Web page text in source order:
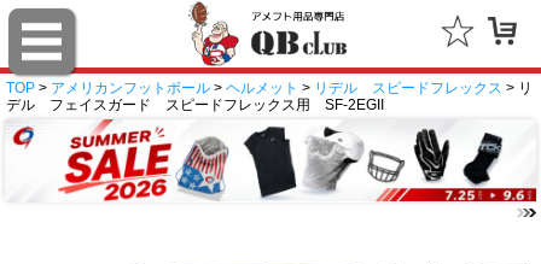
TOP > アメリカンフットボール > ヘルメット > リデル スピードフレックス > リ
デル フェイスガード スピードフレックス用 SF-2EGII